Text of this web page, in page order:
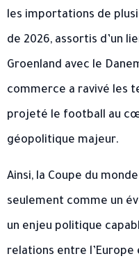
les importations de
de 2026, assortis d’un
Groenland avec le
commerce a ravivé les
projeté le football au
géopolitique majeur.
Ainsi, la Coupe du
seulement comme un
un enjeu politique
relations entre l’Europe